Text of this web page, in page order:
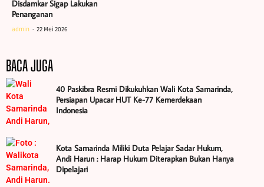
Disdamkar Sigap Lakukan
Penanganan
admin 22 Mei 2026
BACA JUGA
40 Paskibra Resmi Dikukuhkan Wali Kota Samarinda,
Persiapan Upacar HUT Ke-77 Kemerdekaan
Indonesia
Kota Samarinda Miliki Duta Pelajar Sadar Hukum,
Andi Harun : Harap Hukum Diterapkan Bukan Hanya
Dipelajari